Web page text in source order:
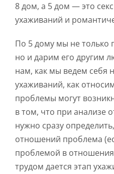
8 дом, а 5 дом — это
ухаживаний и
По 5 дому мы не только
но и дарим его другим
нам, как мы ведем себя
ухаживаний, как
проблемы могут
в том, что при анализе
нужно сразу
отношений проблема
проблемой в
трудом дается этап